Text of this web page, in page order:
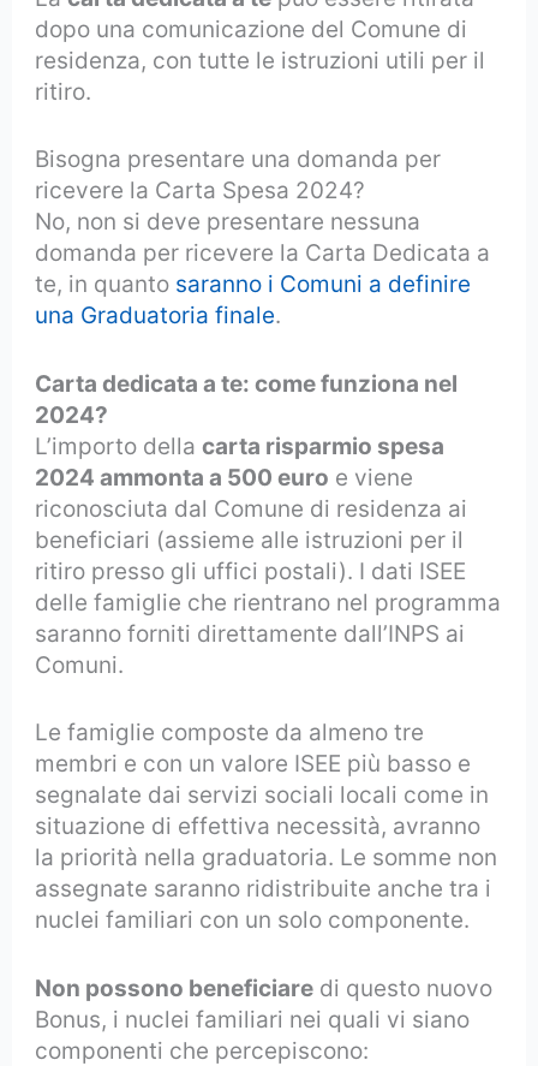
dopo una comunicazione del Comune di
residenza, con tutte le istruzioni utili per il
ritiro.
Bisogna presentare una domanda per
ricevere la Carta Spesa 2024?
No, non si deve presentare nessuna
domanda per ricevere la Carta Dedicata a
te, in quanto saranno i Comuni a definire
una Graduatoria finale.
Carta dedicata a te: come funziona nel
2024?
L’importo dellacarta risparmio spesa
2024 ammonta a 500 euro e viene
riconosciuta dal Comune di residenza ai
beneficiari (assieme alle istruzioni per il
ritiro presso gli uffici postali). I dati ISEE
delle famiglie che rientrano nel programma
saranno forniti direttamente dall’INPS ai
Comuni.
Le famiglie composte da almeno tre
membri e con un valore ISEE più basso e
segnalate dai servizi sociali locali come in
situazione di effettiva necessità, avranno
la priorità nella graduatoria. Le somme non
assegnate saranno ridistribuite anche tra i
nuclei familiari con un solo componente.
Non possono beneficiare di questo nuovo
Bonus, i nuclei familiari nei quali vi siano
componenti che percepiscono: